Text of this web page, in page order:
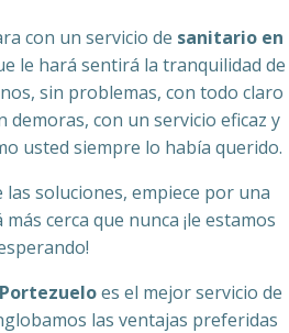
con un servicio de sanitario en
le hará sentirá la tranquilidad de
sin problemas, con todo claro
demoras, con un servicio eficaz y
usted siempre lo había querido.
soluciones, empiece por una
cerca que nunca ¡le estamos
es el mejor servicio de
las ventajas preferidas